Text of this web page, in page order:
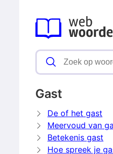
Gast
De of het gast
Meervoud van
Betekenis gast
Hoe spreek je